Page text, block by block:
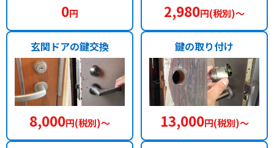
0円 2,980円(税別)〜
玄関ドアの鍵交換
8,000円(税別)〜
鍵の取り付け
13,000円(税別)〜